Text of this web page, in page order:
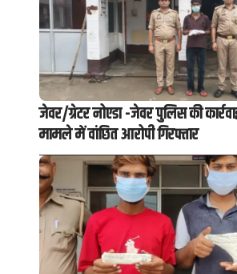
जेवर/ग्रेटर नोएडा -जेवर पुलिस की
मामले में वांछित आरोपी गिरफ्तार